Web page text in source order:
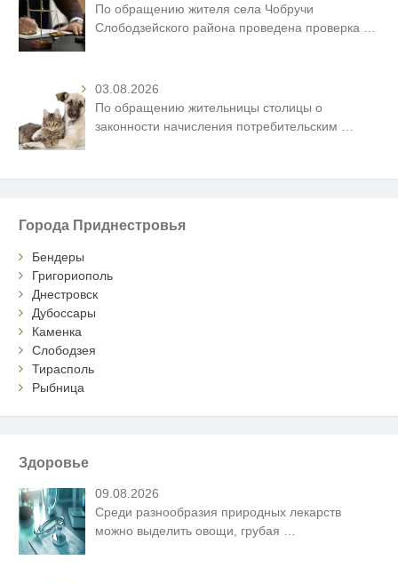
По обращению жителя села Чобручи
Слободзейского района проведена проверка
03.08.2026
По обращению жительницы столицы о
законности начисления потребительским
Города Приднестровья
Бендеры
Григориополь
Днестровск
Дубоссары
Каменка
Слободзея
Тирасполь
Рыбница
Здоровье
09.08.2026
Среди разнообразия природных лекарств
можно выделить овощи, грубая